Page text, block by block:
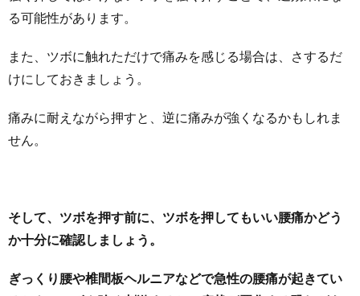
る可能性があります。
また、ツボに触れただけで痛みを感じる場合は、さするだ
けにしておきましょう。
痛みに耐えながら押すと、逆に痛みが強くなるかもしれま
せん。
そして、ツボを押す前に、ツボを押してもいい腰痛かどう
か十分に確認しましょう。
ぎっくり腰や椎間板ヘルニアなどで急性の腰痛が起きてい